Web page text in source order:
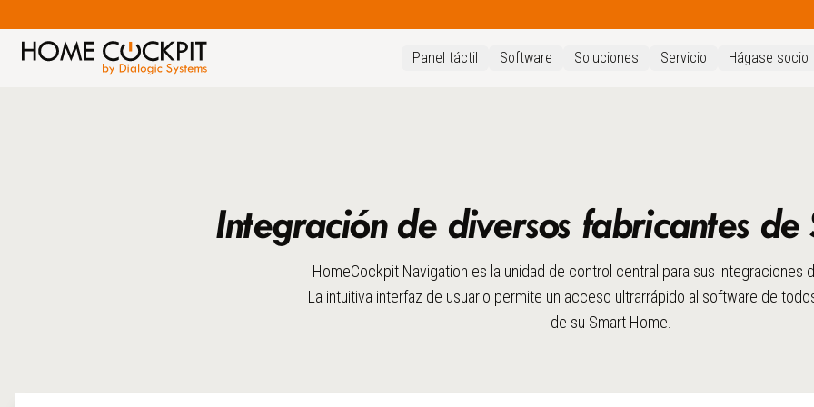
Panel táctil Software Soluciones Servicio Hágase socio
Integración de diversos fabricantes
HomeCockpit Navigation es la unidad de control central para sus integraciones
La intuitiva interfaz de usuario permite un acceso ultrarrápido al software de
de su Smart Home.